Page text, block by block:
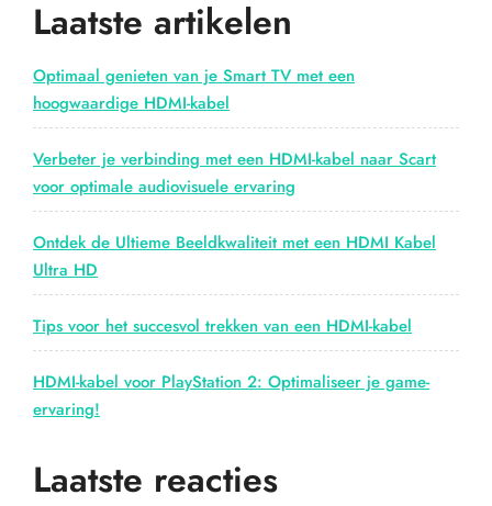
lange
Laatste artikelen
Optimaal genieten van je Smart TV met een
hoogwaardige HDMI-kabel
Verbeter je verbinding met een HDMI-kabel naar Scart
voor optimale audiovisuele ervaring
Ontdek de Ultieme Beeldkwaliteit met een HDMI Kabel
Ultra HD
Tips voor het succesvol trekken van een HDMI-kabel
HDMI-kabel voor PlayStation 2: Optimaliseer je game-
ervaring!
Laatste reacties